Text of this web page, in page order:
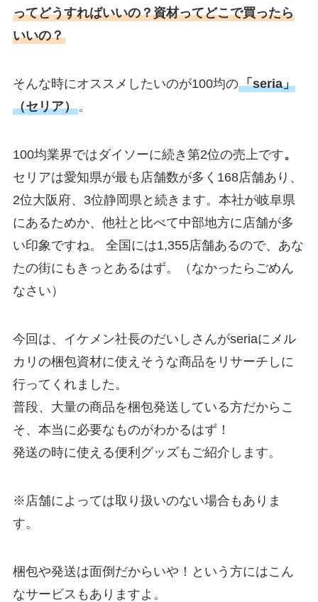
ってどうすればいいの？資材ってどこで買ったら
いいの？
そんな時にオススメしたいのが100均の「seria」
（セリア）。
100均業界ではダイソーに続き第2位の売上です。
セリアは愛知県が最も店舗数が多く168店舗あり、
2位大阪府、3位静岡県と続きます。本社が岐阜県
にあるためか、他社と比べて中部地方に店舗が多
い印象ですね。 全国には1,355店舗あるので、あな
たの街にもきっとあるはず。（なかったらごめん
なさい）
今回は、イケメン社長のだいしさんがseriaにメル
カリの梱包資材に使えそうな商品をリサーチしに
行ってくれました。
普段、大量の商品を梱包発送している方だからこ
そ、本当に必要なものがわかるはず！
発送の時に使える便利グッズもご紹介します。
※店舗によっては取り扱いのない場合もありま
す。
梱包や発送は面倒だからいや！という方にはこん
なサービスもありますよ。